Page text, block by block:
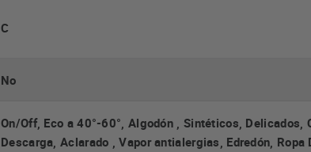
C
No
On/Off, Eco a 40°-60°, Algodón , Sintéticos,
Descarga, Aclarado , Vapor antialergias, Edredón, Ropa